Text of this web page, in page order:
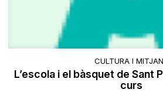
CULTURA I
L’escola i el bàsquet de Sant
curs